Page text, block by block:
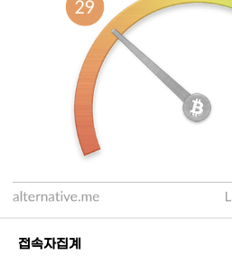
접속자집계